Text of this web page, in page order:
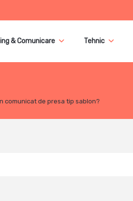
& Comunicare Tehnic
comunicat de presa tip sablon?